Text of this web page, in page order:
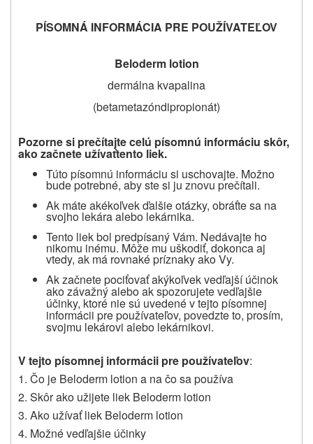
PÍSOMNÁ INFORMÁCIA PRE POUŽÍVATEĽOV
Beloderm lotion
dermálna kvapalina
(betametazóndipropionát)
Pozorne si prečítajte celú písomnú informáciu skôr,
ako začnete užívaťtento liek.
Túto písomnú informáciu si uschovajte. Možno
bude potrebné, aby ste si ju znovu prečítali.
Ak máte akékoľvek ďalšie otázky, obráťte sa na
svojho lekára alebo lekárnika.
Tento liek bol predpísaný Vám. Nedávajte ho
nikomu inému. Môže mu uškodiť, dokonca aj
vtedy, ak má rovnaké príznaky ako Vy.
Ak začnete pociťovať akýkoľvek vedľajší účinok
ako závažný alebo ak spozorujete vedľajšie
účinky, ktoré nie sú uvedené v tejto písomnej
informácii pre používateľov, povedzte to, prosím,
svojmu lekárovi alebo lekárnikovi.
V tejto písomnej informácii pre používateľov:
1. Čo je Beloderm lotion a na čo sa používa
2. Skôr ako užijete liek Beloderm lotion
3. Ako užívať liek Beloderm lotion
4. Možné vedľajšie účinky